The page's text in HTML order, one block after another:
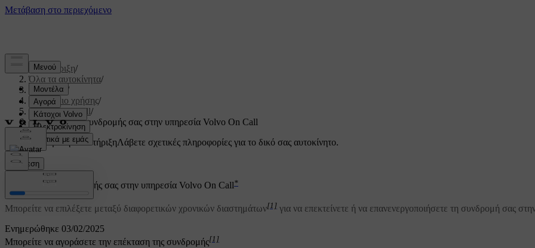
Υποστήριξη/
Όλα τα αυτοκίνητα/
V60 2022 /
Εγχειρίδιο χρήσης/
Volvo On Call/
Επέκταση της συνδρομής σας στην υπηρεσία Volvo On Call
Προσαρμοσμένη υποστήριξηΛάβετε σχετικές πληροφορίες για το δικό σας αυτοκίνητο.
Σύνδεση
Ενημερώθηκε 03/02/2025
Επέκταση της συνδρομής σας στην υπηρεσία Volvo On Call*
Μπορείτε να επιλέξετε μεταξύ διαφορετικών χρονικών διαστημάτων[1] για να επεκτείνετε ή να επανενεργοποιήσετε τη συνδρομή σας
Μπορείτε να αγοράσετε την επέκταση της συνδρομής[1]